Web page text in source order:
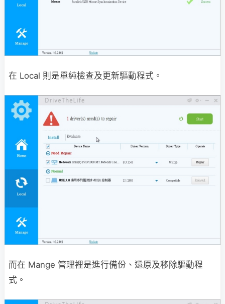
在 Local 則是單純檢查及更新驅動程式。
而在 Mange 管理裡是進行備份、還原及移除驅動程
式。